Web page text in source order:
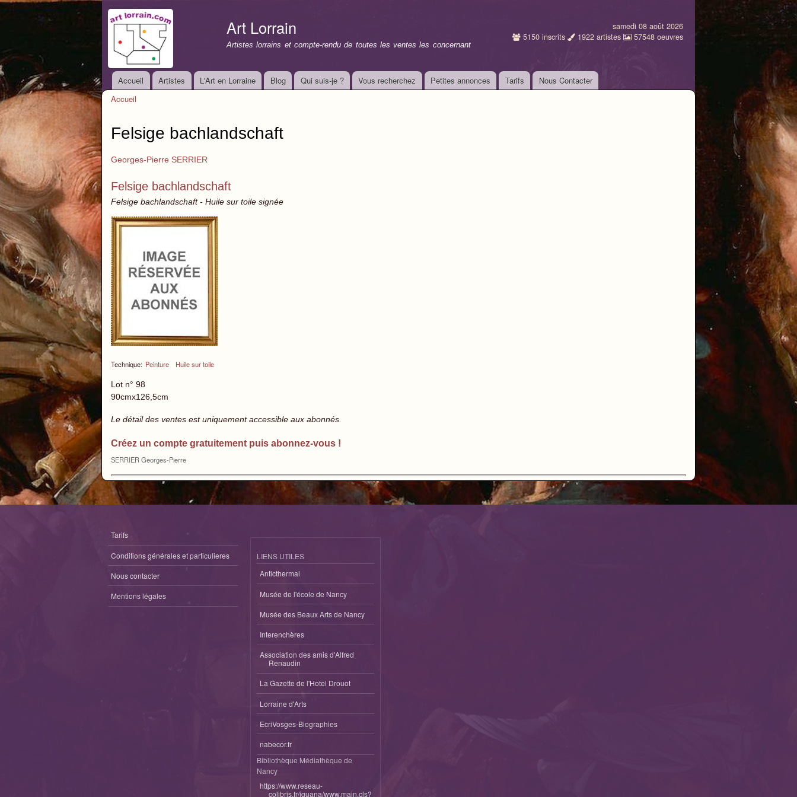
Art Lorrain
Artistes lorrains et compte-rendu de toutes les ventes les concernant
samedi 08 août 2026
5150 inscrits 1922 artistes 57548 oeuvres
Menu principal
Accueil Artistes L'Art en Lorraine Blog Qui suis-je ? Vous recherchez Petites annonces Tarifs Nous Contacter
Accueil
Felsige bachlandschaft
Georges-Pierre SERRIER
Felsige bachlandschaft
Felsige bachlandschaft - Huile sur toile signée
Technique: Peinture Huile sur toile
Lot n° 98
90cmx126,5cm
Le détail des ventes est uniquement accessible aux abonnés.
Créez un compte gratuitement puis abonnez-vous !
SERRIER Georges-Pierre
Tarifs
Conditions générales et particulieres
Nous contacter
Mentions légales
LIENS UTILES
Anticthermal
Musée de l'école de Nancy
Musée des Beaux Arts de Nancy
Interenchères
Association des amis d'Alfred
Renaudin
La Gazette de l'Hotel Drouot
Lorraine d'Arts
EcriVosges-Biographies
nabecor.fr
Bibliothèque Médiathèque de
Nancy
https://www.reseau-
colibris.fr/iguana/www.main.cls?